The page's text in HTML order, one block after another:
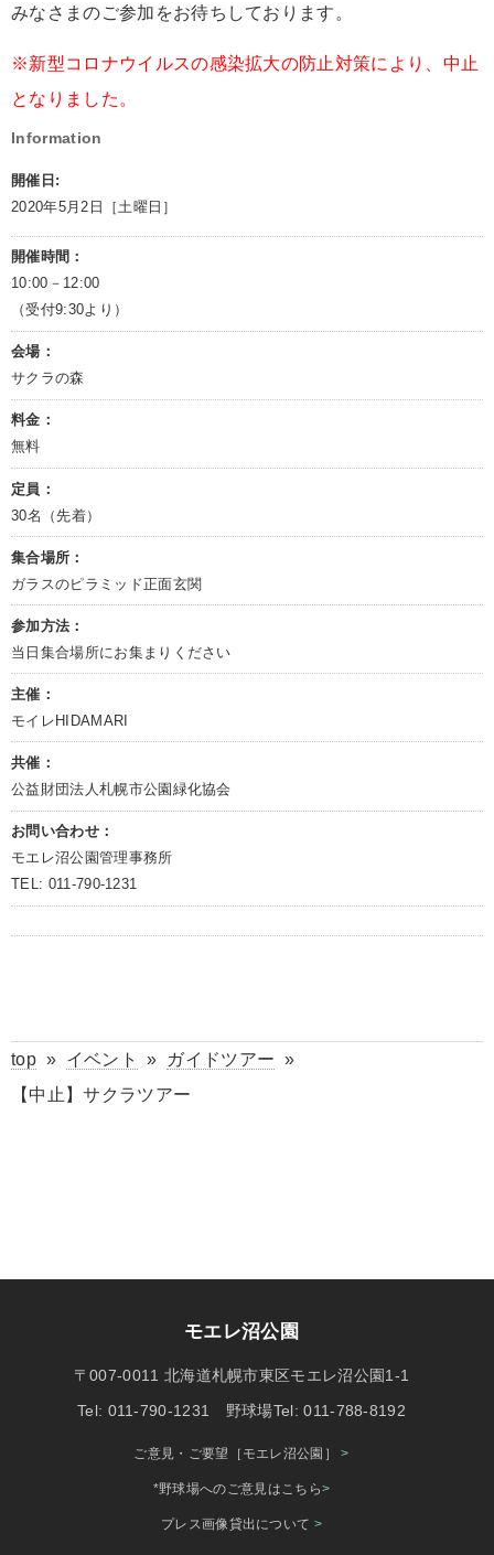
みなさまのご参加をお待ちしております。
※新型コロナウイルスの感染拡大の防止対策により、中止
となりました。
Information
開催日:
2020年5月2日［土曜日］
開催時間：
10:00－12:00
（受付9:30より）
会場：
サクラの森
料金：
無料
定員：
30名（先着）
集合場所：
ガラスのピラミッド正面玄関
参加方法：
当日集合場所にお集まりください
主催：
モイレHIDAMARI
共催：
公益財団法人札幌市公園緑化協会
お問い合わせ：
モエレ沼公園管理事務所
TEL: 011-790-1231
top» イベント » ガイドツアー »
【中止】サクラツアー
モエレ沼公園
〒007-0011 北海道札幌市東区モエレ沼公園1-1
Tel: 011-790-1231 野球場Tel: 011-788-8192
ご意見・ご要望［モエレ沼公園］>
*野球場へのご意見はこちら>
プレス画像貸出について >